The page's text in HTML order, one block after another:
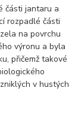
části jantaru a
rozpadlé části
na povrchu
výronu a byla
přičemž takové
v hustých